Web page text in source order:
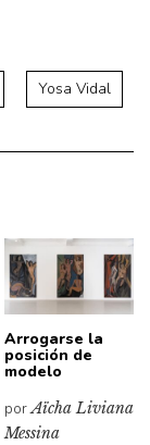
Yosa Vidal
Arrogarse la
posición de
modelo
porAïcha Liviana
Messina